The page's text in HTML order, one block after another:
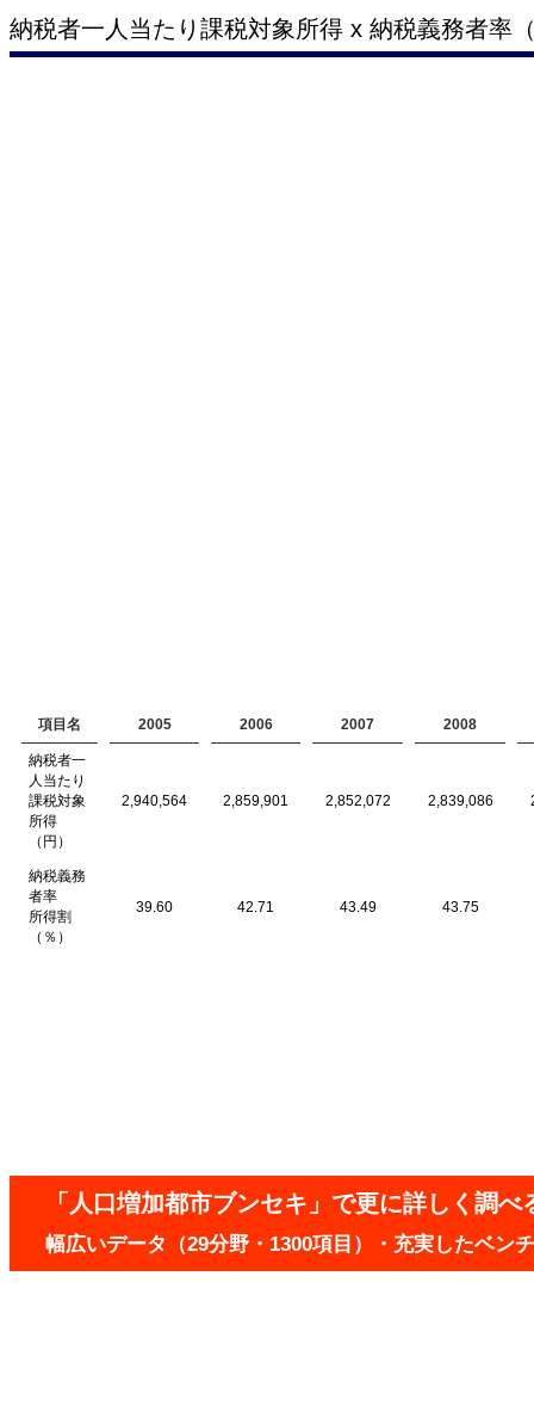
納税者一人当たり課税対象所得 x 納税義務者率
項目名 2005 2006 2007 2008
納税者一
人当たり
課税対象
所得
（円）
2,940,564 2,859,901 2,852,072 2,839,086
納税義務
者率
所得割
（％）
39.60 42.71 43.49 43.75
「人口増加都市ブンセキ」で更に詳しく調べ
幅広いデータ（29分野・1300項目）・充実したベン